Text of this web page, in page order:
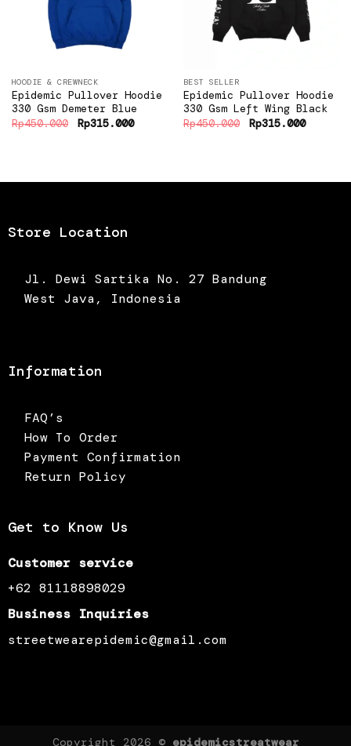
HOODIE & CREWNECK
Epidemic Pullover Hoodie
330 Gsm Demeter Blue
Rp450.000 Original
price
Rp315.000Current
BEST SELLER
Epidemic Pullover Hoodie
330 Gsm Left Wing Black
Rp450.000 Original
price
Rp315.000Current
Store Location
Jl. Dewi Sartika No. 27 Bandung
West Java, Indonesia
Information
FAQ’s
How To Order
Payment Confirmation
Return Policy
Get to Know Us
Customer service
+62 81118898029
Business Inquiries
streetwearepidemic@gmail.com
Copyright 2026 © epidemicstreatwear